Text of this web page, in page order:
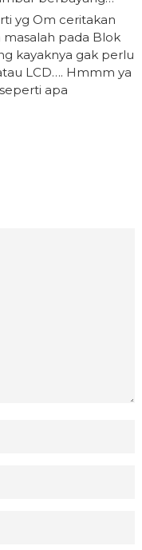
yg Om ceritakan
masalah pada Blok
kayaknya gak perlu
LCD…. Hmmm ya
apa